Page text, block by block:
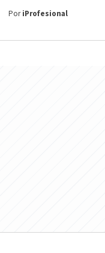
PoriProfesional